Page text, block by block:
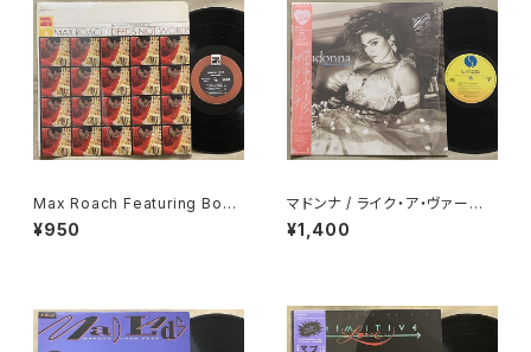
Max Roach Featuring Book
er Little / Deeds Not Word
s
¥950
マドンナ / ライク・ア・ヴァージ
ン
¥1,400